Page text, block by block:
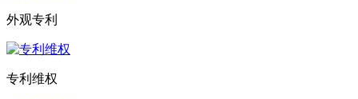
外观专利
专利维权